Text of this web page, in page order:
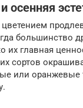
осенняя
большинство
их главная
сортов
или оранжевые